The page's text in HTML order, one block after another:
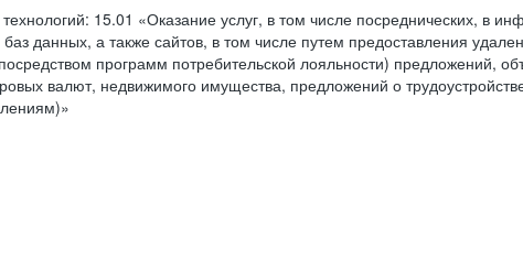
15.01 «Оказание услуг, в том числе посреднических, в
данных, а также сайтов, в том числе путем предоставления
программ потребительской лояльности) предложений,
валют, недвижимого имущества, предложений о